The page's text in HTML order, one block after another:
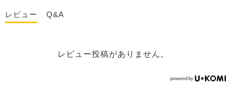
レビュー Q&A
レビュー投稿がありません。